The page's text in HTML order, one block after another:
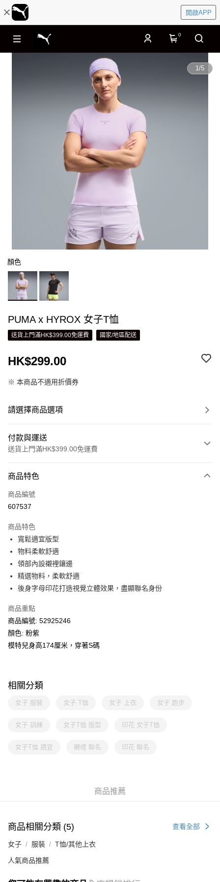
開啟APP
0
1/5
顏色
PUMA x HYROX 女子T恤
送貨上門滿HK$399.00免運費 國家/地區配送
HK$299.00
※ 本商品不適用折價券
請選擇商品選項
付款與運送
送貨上門滿HK$399.00免運費
信用卡
線上付款
Alipay, PayMe, WeChat Pay, UnionPay, FPS
送貨方式
單筆訂單淨值滿$399可享免運費優惠
每筆HK$30.00，滿HK$399.00或以上免運費
滿$599可享澳門免運費優惠
商品特色
商品編號
607537
商品特色
寬鬆適宜版型
物料柔軟舒適
領部內設襯裡鑲邊
精選物料，柔軟舒適
後身字母印花打造視覺立體效果，盡顯聯名身份
商品重點
商品編號: 52925246
顏色: 粉紫
模特兒身高174厘米，穿著S碼
相關分類
女子 服裝 女子 T恤 女子 上衣 女子 跑步
女子 訓練 女子T恤 版型 印花 女子T恤
女子T恤 適宜 襯裡 聯名 印花 聯名
商品推薦
商品相關分類 (5) 查看全部
女子 服裝 T恤/其他上衣
人氣商品推薦